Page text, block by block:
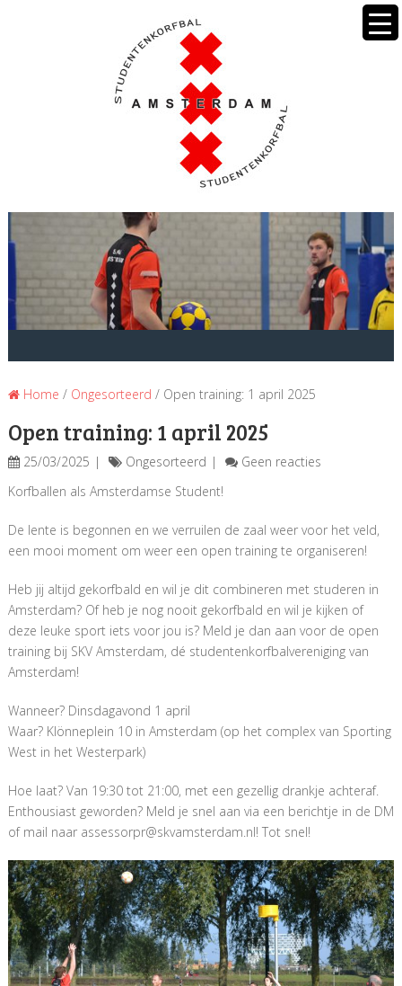
Home / Ongesorteerd / Open training: 1 april 2025
Open training: 1 april 2025
25/03/2025 Ongesorteerd
Geen reacties
Korfballen als Amsterdamse Student!
De lente is begonnen en we verruilen de zaal weer voor het veld,
een mooi moment om weer een open training te organiseren!
Heb jij altijd gekorfbald en wil je dit combineren met studeren in
Amsterdam? Of heb je nog nooit gekorfbald en wil je kijken of
deze leuke sport iets voor jou is? Meld je dan aan voor de open
training bij SKV Amsterdam, dé studentenkorfbalvereniging van
Amsterdam!
Wanneer? Dinsdagavond 1 april
Waar? Klönneplein 10 in Amsterdam (op het complex van Sporting
West in het Westerpark)
Hoe laat? Van 19:30 tot 21:00, met een gezellig drankje achteraf.
Enthousiast geworden? Meld je snel aan via een berichtje in de DM
of mail naar assessorpr@skvamsterdam.nl! Tot snel!